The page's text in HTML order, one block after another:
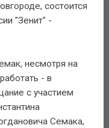
состоится
"Зенит" -
несмотря на
- в
с участием
Семака,